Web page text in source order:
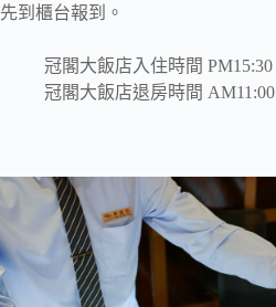
先到櫃台報到。
冠閣大飯店入住時間 PM15:30
冠閣大飯店退房時間 AM11:00